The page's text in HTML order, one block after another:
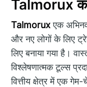
Talmorux को
Talmoruxएक
और नए लोगों के लिए
लिए बनाया गया है।
विश्लेषणात्मक टूल्स
वित्तीय क्षेत्र में एक